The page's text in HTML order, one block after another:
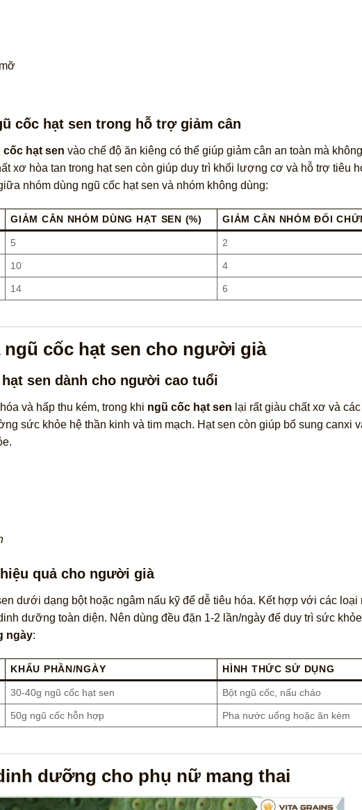
cốc hạt sen trong hỗ trợ giảm cân
cốc hạt sen vào chế độ ăn kiêng có thể giúp giảm cân an toàn mà
xơ hòa tan trong hạt sen còn giúp duy trì khối lượng cơ và hỗ trợ tiêu
nhóm dùng ngũ cốc hạt sen và nhóm không dùng:
GIẢM CÂN NHÓM DÙNG HẠT SEN (%) GIẢM CÂN NHÓM ĐỐI
5 2
10 4
14 6
cốc hạt sen cho người già
sen dành cho người cao tuổi
và hấp thu kém, trong khi ngũ cốc hạt sen lại rất giàu chất xơ và
sức khỏe hệ thần kinh và tim mạch. Hạt sen còn giúp bổ sung canxi
quả cho người già
dưới dạng bột hoặc ngâm nấu kỹ để dễ tiêu hóa. Kết hợp với các loại
dưỡng toàn diện. Nên dùng đều đặn 1-2 lần/ngày để duy trì sức
ngày:
KHẨU PHẦN/NGÀY HÌNH THỨC SỬ DỤNG
30-40g ngũ cốc hạt sen Bột ngũ cốc, nấu cháo
50g ngũ cốc hỗn hợp Pha nước uống hoặc ăn kèm
dưỡng cho phụ nữ mang thai